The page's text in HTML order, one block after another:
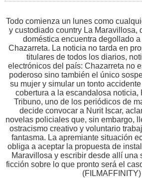
Todo comienza un lunes como
y custodiado country La Maravillosa,
doméstica encuentra degollado
Chazarreta. La noticia no tarda en
titulares de todos los diarios,
electrónicos del país: Chazarreta no
poderoso sino también el único
su mujer y simular un tonto
cobertura a la escandalosa noticia,
Tribuno, uno de los periódicos de
decide convocar a Nurit Iscar,
novelas policiales que, sin embargo,
ostracismo creativo y voluntario
fantasma. La apremiante situación
obliga a aceptar la propuesta de
Maravillosa y escribir desde allí una
ficción sobre lo que pronto será el
(FILMAFFINITY)